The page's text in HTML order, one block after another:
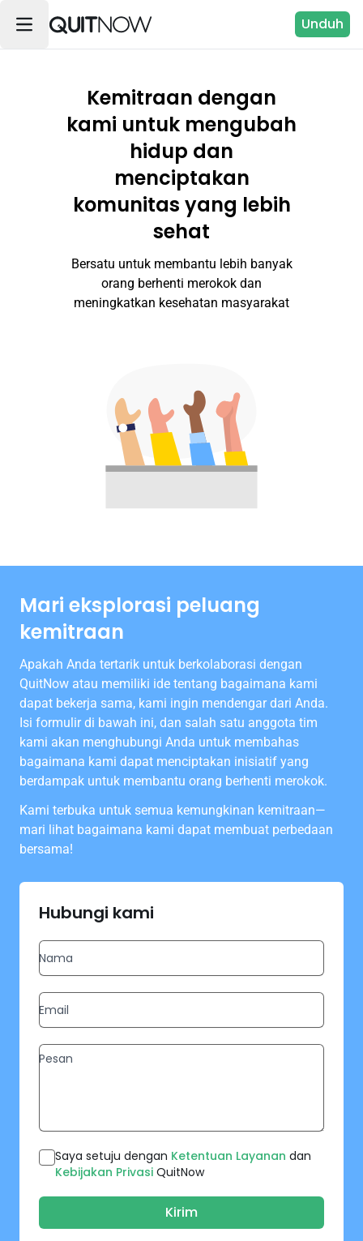
Unduh
Kemitraan dengan
kami untuk mengubah
hidup dan
menciptakan
komunitas yang lebih
sehat
Bersatu untuk membantu lebih banyak
orang berhenti merokok dan
meningkatkan kesehatan masyarakat
Mari eksplorasi peluang
kemitraan
Apakah Anda tertarik untuk berkolaborasi dengan
QuitNow atau memiliki ide tentang bagaimana kami
dapat bekerja sama, kami ingin mendengar dari Anda.
Isi formulir di bawah ini, dan salah satu anggota tim
kami akan menghubungi Anda untuk membahas
bagaimana kami dapat menciptakan inisiatif yang
berdampak untuk membantu orang berhenti merokok.
Kami terbuka untuk semua kemungkinan kemitraan—
mari lihat bagaimana kami dapat membuat perbedaan
bersama!
Hubungi kami
Saya setuju dengan Ketentuan Layanan dan
Kebijakan Privasi QuitNow
Kirim